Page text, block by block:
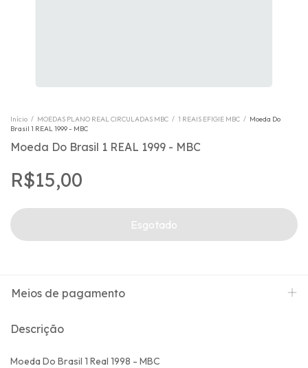
Início / MOEDAS PLANO REAL CIRCULADAS MBC / 1 REAIS EFIGIE MBC / Moeda Do
Brasil 1 REAL 1999 - MBC
Moeda Do Brasil 1 REAL 1999 - MBC
R$15,00
Meios de pagamento
Descrição
Moeda Do Brasil 1 Real 1998 - MBC